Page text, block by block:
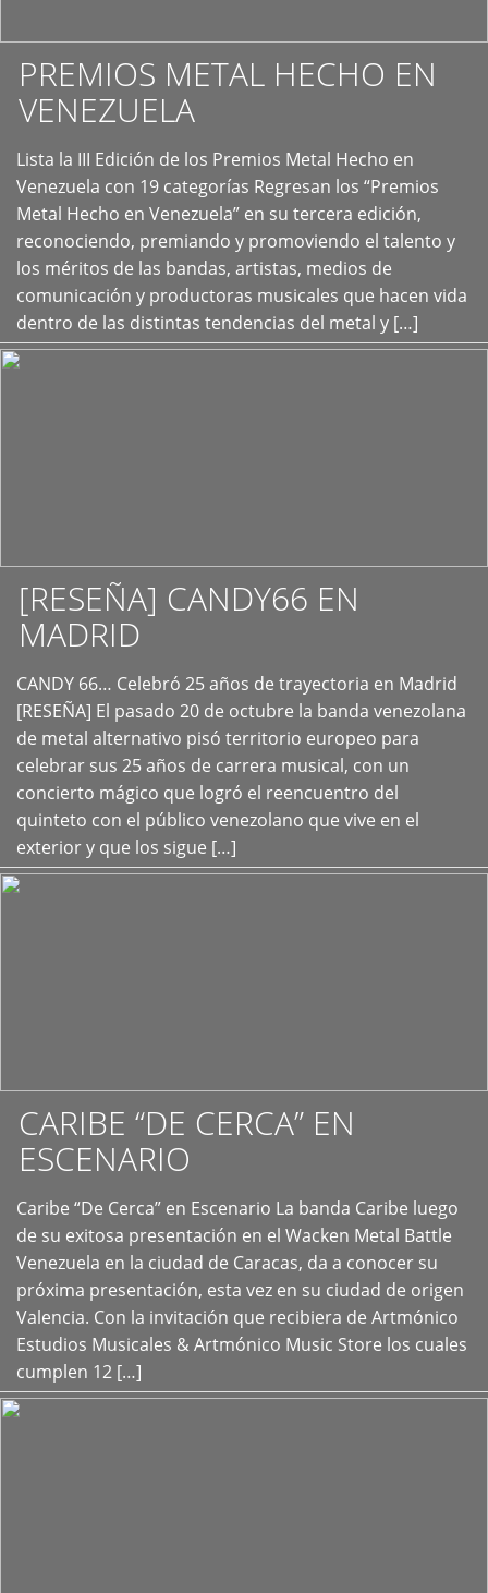
PREMIOS METAL HECHO EN
VENEZUELA
Lista la III Edición de los Premios Metal Hecho en
Venezuela con 19 categorías Regresan los “Premios
Metal Hecho en Venezuela” en su tercera edición,
reconociendo, premiando y promoviendo el talento y
los méritos de las bandas, artistas, medios de
comunicación y productoras musicales que hacen vida
dentro de las distintas tendencias del metal y […]
+
[RESEÑA] CANDY66 EN
MADRID
CANDY 66… Celebró 25 años de trayectoria en Madrid
[RESEÑA] El pasado 20 de octubre la banda venezolana
de metal alternativo pisó territorio europeo para
celebrar sus 25 años de carrera musical, con un
concierto mágico que logró el reencuentro del
quinteto con el público venezolano que vive en el
exterior y que los sigue […]
+
CARIBE “DE CERCA” EN
ESCENARIO
Caribe “De Cerca” en Escenario La banda Caribe luego
de su exitosa presentación en el Wacken Metal Battle
Venezuela en la ciudad de Caracas, da a conocer su
próxima presentación, esta vez en su ciudad de origen
Valencia. Con la invitación que recibiera de Artmónico
Estudios Musicales & Artmónico Music Store los cuales
cumplen 12 […]
+